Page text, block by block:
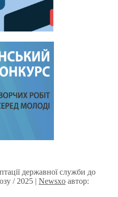
державної служби до
/ 2025 | Newsxo автор: